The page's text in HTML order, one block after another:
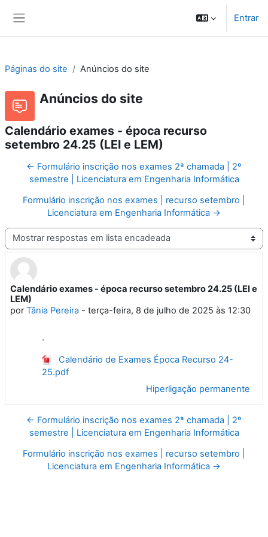
Entrar
Páginas do site Anúncios do site
Anúncios do site
Calendário exames - época recurso
setembro 24.25 (LEI e LEM)
← Formulário inscrição nos exames 2ª chamada | 2º
semestre | Licenciatura em Engenharia Informática
Formulário inscrição nos exames | recurso setembro |
Licenciatura em Engenharia Informática →
Modo de visualização
Calendário exames - época recurso setembro 24.25 (LEI e
LEM)
porTânia Pereira - terça-feira, 8 de julho de 2025 às 12:30
Número de respostas: 0
.
Calendário de Exames Época Recurso 24-
25.pdf
Hiperligação permanente
← Formulário inscrição nos exames 2ª chamada | 2º
semestre | Licenciatura em Engenharia Informática
Formulário inscrição nos exames | recurso setembro |
Licenciatura em Engenharia Informática →